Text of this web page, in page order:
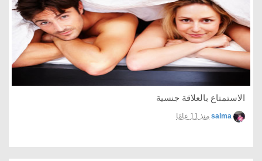
الاستمتاع بالعلاقة جنسية
salma منذ 11 عامًا